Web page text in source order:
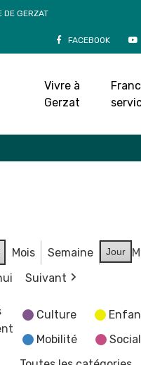
DE GERZAT
FACEBOOK
Vivre à
Gerzat
Mois Semaine Jour
Suivant
Culture
Mobilité
Social